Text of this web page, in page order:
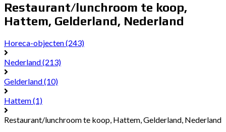
Restaurant/lunchroom te koop,
Hattem, Gelderland, Nederland
Horeca-objecten(243)
Nederland(213)
Gelderland(10)
Hattem(1)
Restaurant/lunchroom te koop, Hattem, Gelderland, Nederland